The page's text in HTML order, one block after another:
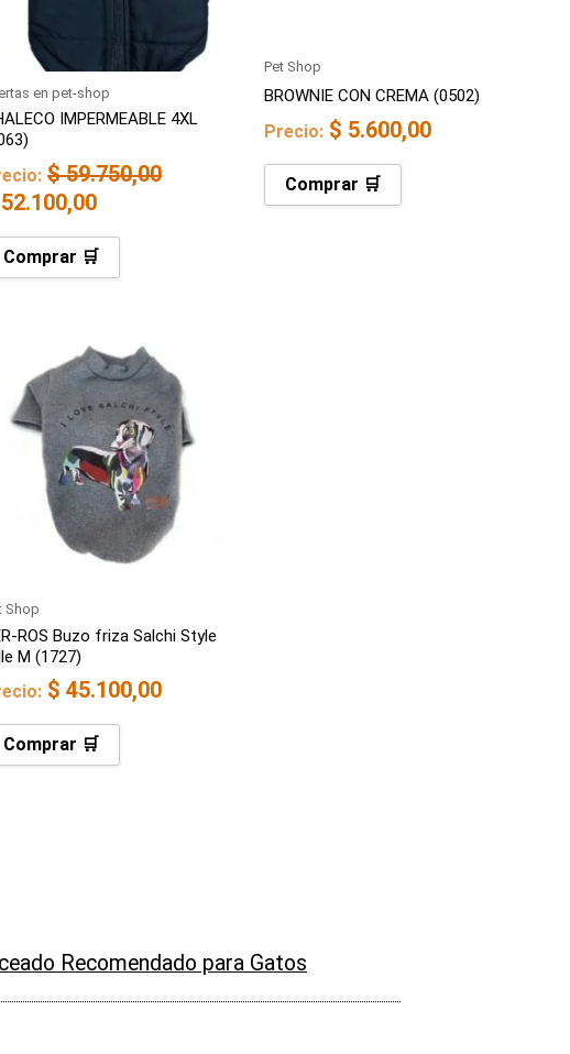
en pet-shop
IMPERMEABLE 4XL
$59.750,00
52.100,00
Comprar 🛒
Pet Shop
BROWNIE CON CREMA (0502)
Precio: $ 5.600,00
Comprar 🛒
Shop
ROS Buzo friza Salchi Style
M (1727)
$ 45.100,00
Comprar 🛒
Recomendado para Gatos